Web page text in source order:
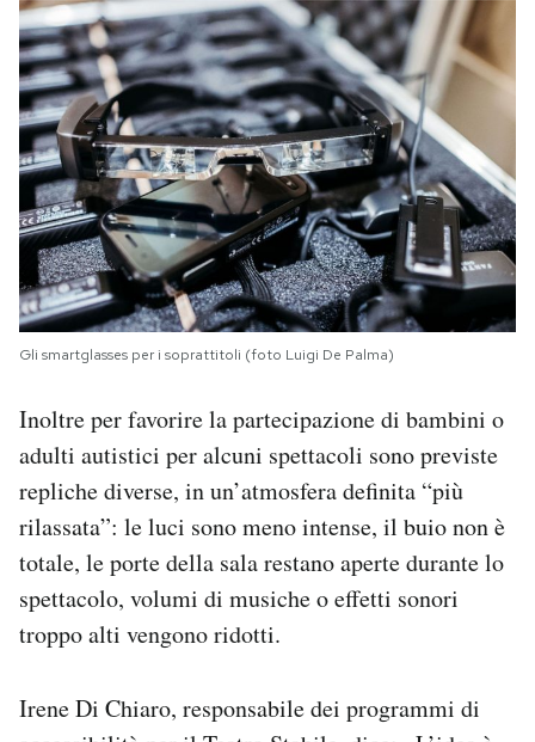
Gli smartglasses per i soprattitoli (foto Luigi De Palma)
Inoltre per favorire la partecipazione di bambini o
adulti autistici per alcuni spettacoli sono previste
repliche diverse, in un’atmosfera definita “più
rilassata”: le luci sono meno intense, il buio non è
totale, le porte della sala restano aperte durante lo
spettacolo, volumi di musiche o effetti sonori
troppo alti vengono ridotti.
Irene Di Chiaro, responsabile dei programmi di